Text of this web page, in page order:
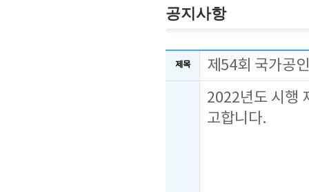
공지사항
제목 제54회 국가공
2022년도 시행
고합니다.